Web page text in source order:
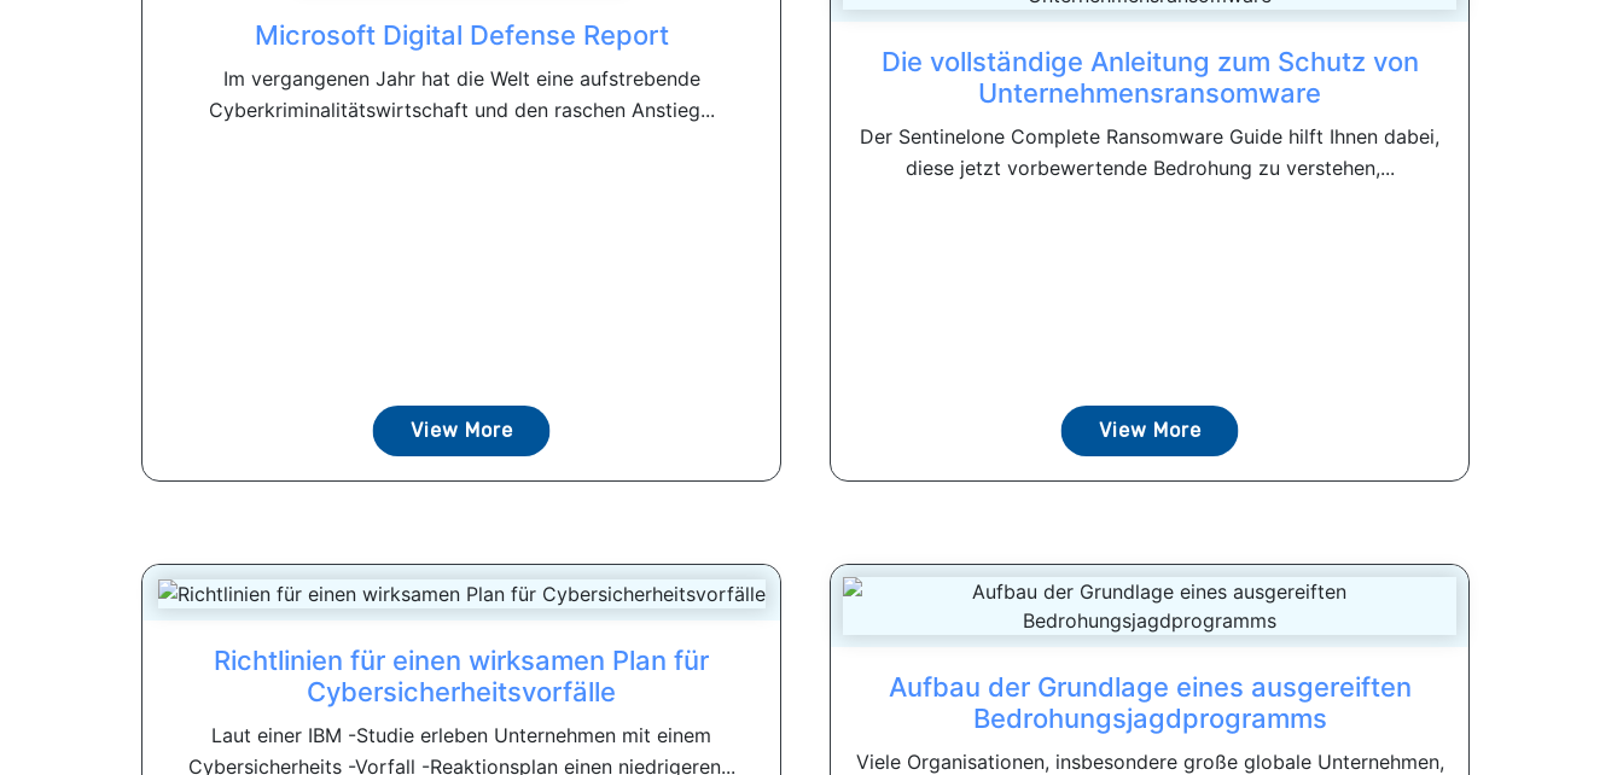
Microsoft Digital Defense Report
Im vergangenen Jahr hat die Welt eine aufstrebende
Cyberkriminalitätswirtschaft und den raschen Anstieg...
View More
Die vollständige Anleitung zum Schutz von
Unternehmensransomware
Der Sentinelone Complete Ransomware Guide hilft Ihnen dabei,
diese jetzt vorbewertende Bedrohung zu verstehen,...
View More
Richtlinien für einen wirksamen Plan für
Cybersicherheitsvorfälle
Laut einer IBM -Studie erleben Unternehmen mit einem
Cybersicherheits -Vorfall -Reaktionsplan einen niedrigeren...
Aufbau der Grundlage eines ausgereiften
Bedrohungsjagdprogramms
Viele Organisationen, insbesondere große globale Unternehmen,